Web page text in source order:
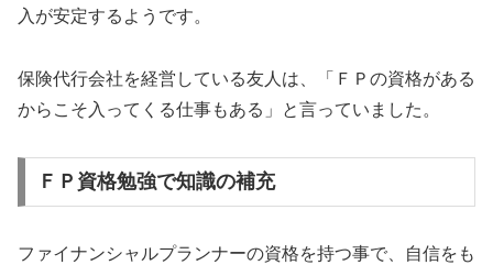
入が安定するようです。
保険代行会社を経営している友人は、「ＦＰの資格がある
からこそ入ってくる仕事もある」と言っていました。
ＦＰ資格勉強で知識の補充
ファイナンシャルプランナーの資格を持つ事で、自信をも